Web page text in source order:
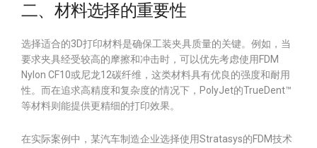
二、材料选择的重要性
选择适合的3D打印材料是确保工装夹具质量的关键。例如，当
要求夹具经受较高的摩擦和冲击时，可以优先考虑使用FDM
Nylon CF10或尼龙12碳纤维，这类材料具有优良的强度和耐用
性。而在追求高精度和复杂度的情况下，PolyJet的TrueDent™
等材料则能提供更精细的打印效果。
在实际案例中，某汽车制造企业选择使用Stratasys的FDM技术